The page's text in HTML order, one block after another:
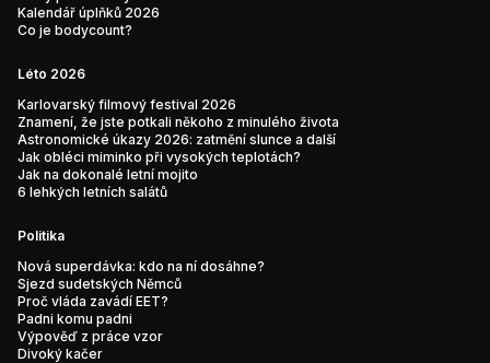
Kalendář úplňků 2026
Co je bodycount?
Léto 2026
Karlovarský filmový festival 2026
Znamení, že jste potkali někoho z minulého života
Astronomické úkazy 2026: zatmění slunce a další
Jak obléci miminko při vysokých teplotách?
Jak na dokonalé letní mojito
6 lehkých letních salátů
Politika
Nová superdávka: kdo na ní dosáhne?
Sjezd sudetských Němců
Proč vláda zavádí EET?
Padni komu padni
Výpověď z práce vzor
Divoký kačer